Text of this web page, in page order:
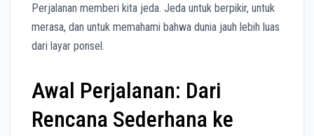
Perjalanan memberi kita jeda. Jeda untuk berpikir, untuk
merasa, dan untuk memahami bahwa dunia jauh lebih luas
dari layar ponsel.
Awal Perjalanan: Dari
Rencana Sederhana ke